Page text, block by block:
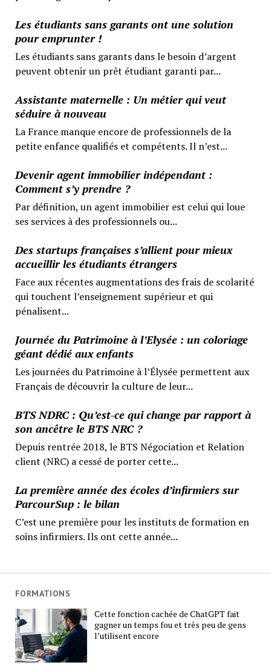
Les étudiants sans garants ont une solution
pour emprunter !
Les étudiants sans garants dans le besoin d’argent
peuvent obtenir un prêt étudiant garanti par...
Assistante maternelle : Un métier qui veut
séduire à nouveau
La France manque encore de professionnels de la
petite enfance qualifiés et compétents. Il n’est...
Devenir agent immobilier indépendant :
Comment s’y prendre ?
Par définition, un agent immobilier est celui qui loue
ses services à des professionnels ou...
Des startups françaises s’allient pour mieux
accueillir les étudiants étrangers
Face aux récentes augmentations des frais de scolarité
qui touchent l’enseignement supérieur et qui
pénalisent...
Journée du Patrimoine à l’Elysée : un coloriage
géant dédié aux enfants
Les journées du Patrimoine à l’Élysée permettent aux
Français de découvrir la culture de leur...
BTS NDRC : Qu’est-ce qui change par rapport à
son ancêtre le BTS NRC ?
Depuis rentrée 2018, le BTS Négociation et Relation
client (NRC) a cessé de porter cette...
La première année des écoles d’infirmiers sur
ParcourSup : le bilan
C’est une première pour les instituts de formation en
soins infirmiers. Ils ont cette année...
FORMATIONS
Cette fonction cachée de ChatGPT fait
gagner un temps fou et très peu de gens
l’utilisent encore